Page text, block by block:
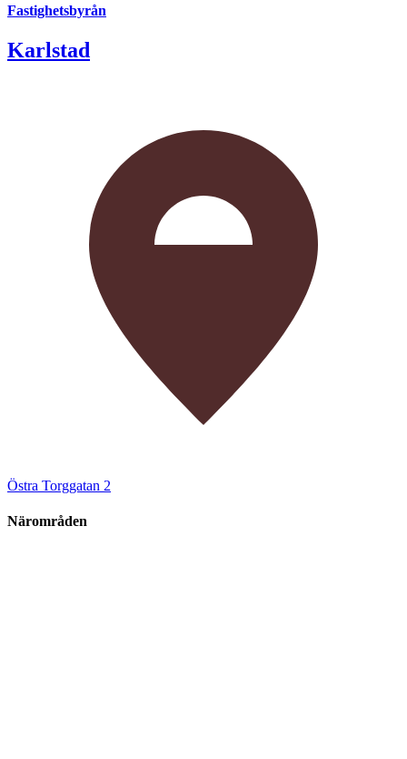
Fastighetsbyrån
Karlstad
Östra Torggatan 2
Närområden